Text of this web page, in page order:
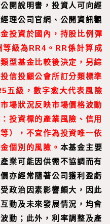
開說明書，投資人可向經
理公司官網、公開資訊觀
投資於國內，持股比例彈
級為RR4。RR係計算成
型基金比較後決定，另綜
信投顧公會所訂分類標準
五級，數字愈大代表風險
場狀況反映市場價格波動
投資標的產業風險、信用
），不宜作為投資唯一依
個別的風險。 本基金主要
業可能因供需不協調而有
亦經常隨著公司獲利盈虧
政治因素影響頗大，因此
動及未來發展情況，均會
動；此外，利率調整及產